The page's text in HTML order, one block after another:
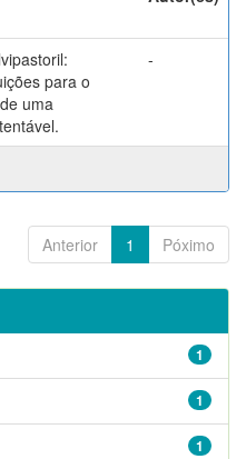
para o
uma
-
Anterior 1 Póximo
1
1
1